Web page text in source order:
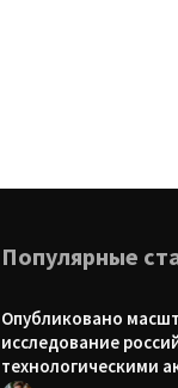
Популярные
Опубликовано
исследование
технологическими